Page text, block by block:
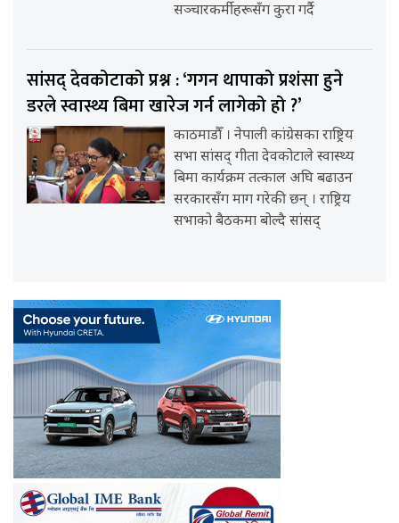
सञ्चारकर्मीहरूसँग कुरा गर्दै
सांसद् देवकोटाको प्रश्न : ‘गगन थापाको प्रशंसा हुने
डरले स्वास्थ्य बिमा खारेज गर्न लागेको हो ?’
काठमाडौँ । नेपाली कांग्रेसका राष्ट्रिय
सभा सांसद् गीता देवकोटाले स्वास्थ्य
बिमा कार्यक्रम तत्काल अघि बढाउन
सरकारसँग माग गरेकी छन् । राष्ट्रिय
सभाको बैठकमा बोल्दै सांसद्